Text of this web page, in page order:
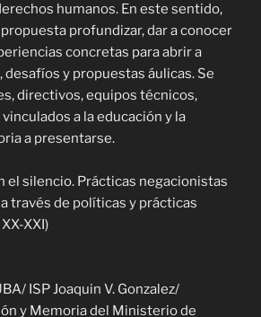
humanos. En este sentido,
profundizar, dar a conocer
concretas para abrir a
desafíos y propuestas áulicas. Se
directivos, equipos técnicos,
a la educación y la
a presentarse.
el silencio. Prácticas negacionistas
través de políticas y prácticas
XXI)
ISP Joaquin V. Gonzalez/
y Memoria del Ministerio de